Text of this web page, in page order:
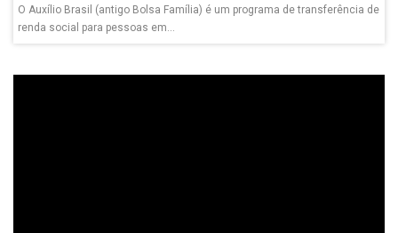
O Auxílio Brasil (antigo Bolsa Família) é um programa de transferência de
renda social para pessoas em...